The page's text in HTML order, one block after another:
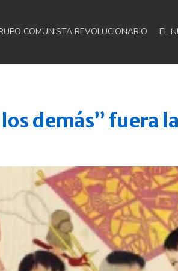
COMUNISTA REVOLUCIONARIO EL
demás” fuera